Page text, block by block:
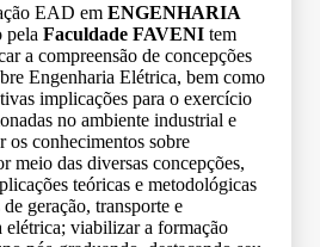
EAD em ENGENHARIA
pela Faculdade FAVENI tem
a compreensão de concepções
Engenharia Elétrica, bem como
implicações para o exercício
no ambiente industrial e
os conhecimentos sobre
meio das diversas concepções,
teóricas e metodológicas
geração, transporte e
elétrica; viabilizar a formação